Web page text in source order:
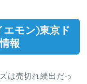
エモン)東京ド
報
は売切れ続出だっ